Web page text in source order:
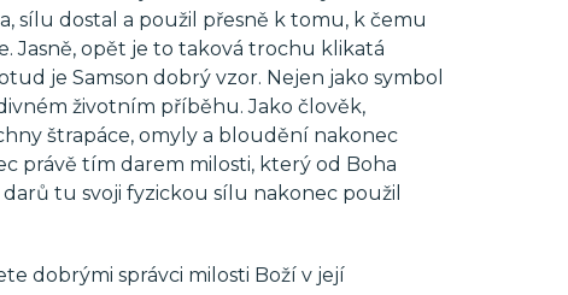
sílu dostal a použil přesně k tomu, k čemu
Jasně, opět je to taková trochu klikatá
je Samson dobrý vzor. Nejen jako symbol
životním příběhu. Jako člověk,
štrapáce, omyly a bloudění nakonec
právě tím darem milosti, který od Boha
tu svoji fyzickou sílu nakonec použil
dobrými správci milosti Boží v její